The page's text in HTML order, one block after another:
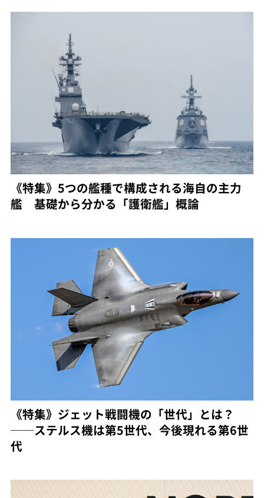
《特集》5つの艦種で構成される海自の主力
艦 基礎から分かる「護衛艦」概論
《特集》ジェット戦闘機の「世代」とは？
──ステルス機は第5世代、今後現れる第6世
代